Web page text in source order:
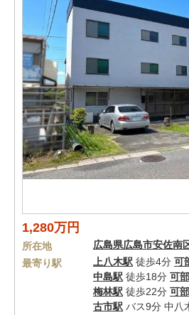
1,280万円
所在地 広島県広島市安佐南
最寄り駅
上八木駅 徒歩4分 可
中島駅 徒歩18分 可
梅林駅 徒歩22分 可
古市駅 バス9分 中八